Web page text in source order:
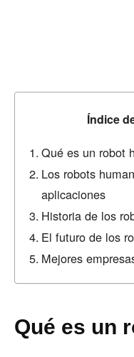
Índice
Qué es un robot
Los robots
aplicaciones
Historia de los
El futuro de los
Mejores
Qué es un